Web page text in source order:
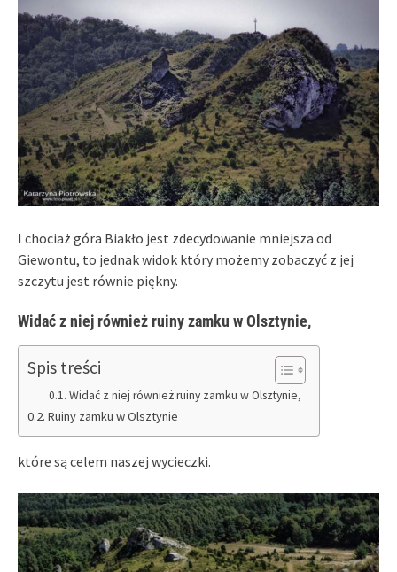
I chociaż góra Biakło jest zdecydowanie mniejsza od
Giewontu, to jednak widok który możemy zobaczyć z jej
szczytu jest równie piękny.
Widać z niej również ruiny zamku w Olsztynie,
Spis treści
Widać z niej również ruiny zamku w Olsztynie,
Ruiny zamku w Olsztynie
które są celem naszej wycieczki.